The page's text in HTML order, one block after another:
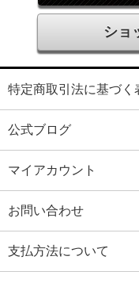
ショ
特定商取引法に基づく
公式ブログ
マイアカウント
お問い合わせ
支払方法について